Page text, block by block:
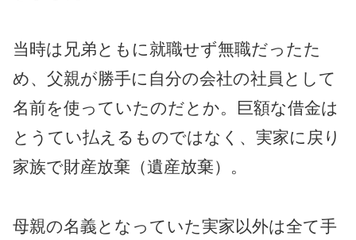
当時は兄弟ともに就職せず無職だったた
め、父親が勝手に自分の会社の社員として
名前を使っていたのだとか。巨額な借金は
とうてい払えるものではなく、実家に戻り
家族で財産放棄（遺産放棄）。
母親の名義となっていた実家以外は全て手